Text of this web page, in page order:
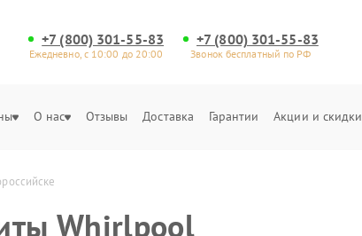
+7 (800) 301-55-83
Ежедневно, с 10:00 до 20:00
+7 (800) 301-55-83
Звонок бесплатный по РФ
О нас Отзывы Доставка Гарантии Акции и скидки
Whirlpool